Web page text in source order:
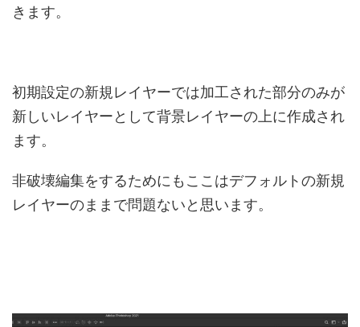
きます。
初期設定の新規レイヤーでは加工された部分のみが
新しいレイヤーとして背景レイヤーの上に作成され
ます。
非破壊編集をするためにもここはデフォルトの新規
レイヤーのままで問題ないと思います。